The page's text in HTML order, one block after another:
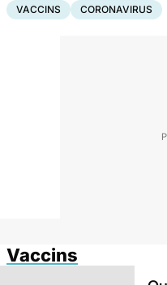
VACCINS CORONAVIRUS
Vaccins